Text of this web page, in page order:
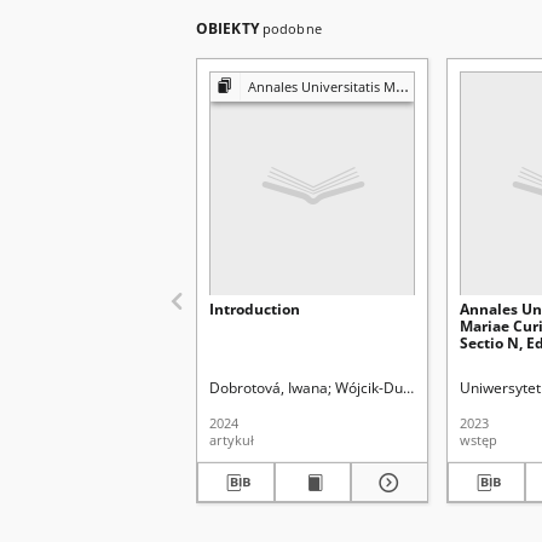
OBIEKTY podobne
Annales Universitatis Mariae Curie-Skłodowska. Sectio N, Educatio Nova
Introduction
Dobrotová, Iwana Wójcik-Dudek, Małgorzata
2024
artykuł
Annales
Mariae
Sectio N,
2023
wstęp